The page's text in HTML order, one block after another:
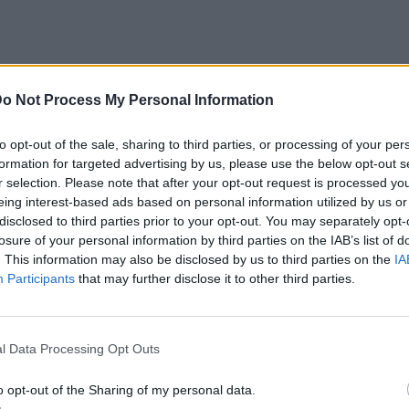
Not Process My Personal Information
opt-out of the sale, sharing to third parties, or processing of your
for targeted advertising by us, please use the below opt-out
selection. Please note that after your opt-out request is processed
interest-based ads based on personal information utilized by us
to third parties prior to your opt-out. You may separately
of your personal information by third parties on the IAB’s list of
This information may also be disclosed by us to third parties on the
Participants that may further disclose it to other third parties.
Data Processing Opt Outs
opt-out of the Sharing of my personal data.
του Star έχουμε αρκετούς «εισβολείς»,
Μπέλλο, τον Ηλία Κιαζόλι αλλά και
ανησυχητικά. Μία νέα ομαδική
Το επίπεδο δυσκολίας αυξάνεται. Οι
έχουν άλλον αέρα!